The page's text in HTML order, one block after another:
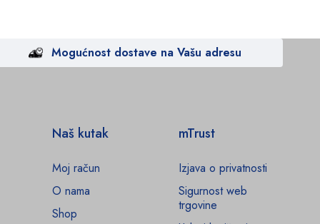
Mogućnost dostave na Vašu adresu
Naš kutak
Moj račun
O nama
Shop
mTrust
Izjava o privatnosti
Sigurnost web
trgovine